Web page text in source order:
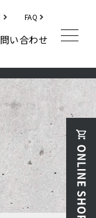
FAQ
い合わせ